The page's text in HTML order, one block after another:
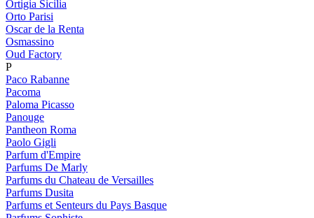
Ortigia Sicilia
Orto Parisi
Oscar de la Renta
Osmassino
Oud Factory
P
Paco Rabanne
Pacoma
Paloma Picasso
Panouge
Pantheon Roma
Paolo Gigli
Parfum d'Empire
Parfums De Marly
Parfums du Chateau de Versailles
Parfums Dusita
Parfums et Senteurs du Pays Basque